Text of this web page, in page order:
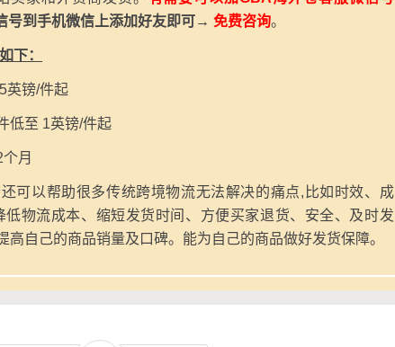
号到手机微信上添加好友即可→ 免费咨询。
下：
英镑/件起
低至 1英镑/件起
月
可以帮助很多传统跨境物流无法解决的痛点,比如时效、成
物流成本、缩短发货时间、方便买家退货、安全、及时发
高自己的商品销量及口碑。能为自己的商品做好发货保障。